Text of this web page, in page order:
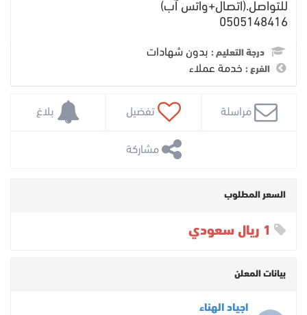
للتواصل.(اتصال+واتس آب)
0505148416
درجة التعليم : بدون شهادات
الفرع : خدمة عملاء
مراسلة تفضيل
مشاركة
السعر المطلوب
بيانات المعلن
اجياد الهناء